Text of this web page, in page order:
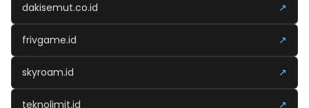
dakisemut.co.id ↗
frivgame.id ↗
skyroam.id ↗
teknolimit.id ↗